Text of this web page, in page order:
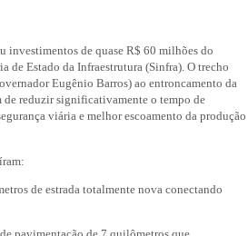
investimentos de quase R$ 60 milhões do
de Estado da Infraestrutura (Sinfra). O trecho
Eugênio Barros) ao entroncamento da
reduzir significativamente o tempo de
viária e melhor escoamento da produção
de estrada totalmente nova conectando